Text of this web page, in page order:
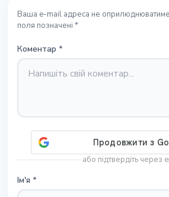
Ваша e-mail адреса не
поля позначені *
Коментар *
або підтвердіть через
Ім'я *